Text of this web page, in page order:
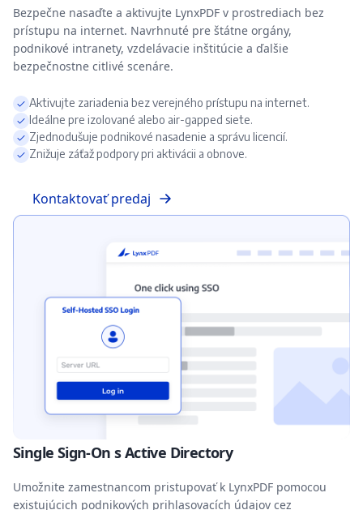
Bezpečne nasaďte a aktivujte LynxPDF v prostrediach bez
prístupu na internet. Navrhnuté pre štátne orgány,
podnikové intranety, vzdelávacie inštitúcie a ďalšie
bezpečnostne citlivé scenáre.
Aktivujte zariadenia bez verejného prístupu na internet.
Ideálne pre izolované alebo air-gapped siete.
Zjednodušuje podnikové nasadenie a správu licencií.
Znižuje záťaž podpory pri aktivácii a obnove.
Kontaktovať predaj
Single Sign-On s Active Directory
Umožnite zamestnancom pristupovať k LynxPDF pomocou
existujúcich podnikových prihlasovacích údajov cez